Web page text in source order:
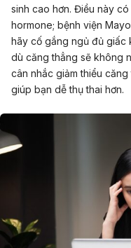
sinh cao hơn. Điều này
hormone; bệnh viện
hãy cố gắng ngủ đủ giấc
dù căng thẳng sẽ không
cân nhắc giảm thiểu
giúp bạn dễ thụ thai hơn.